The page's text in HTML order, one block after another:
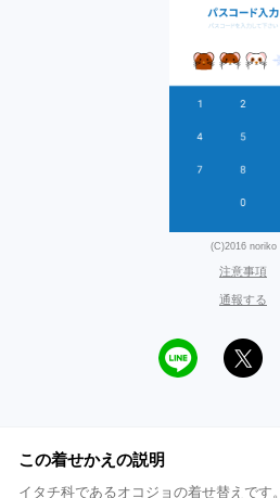
(C)2016 noriko
注意事項
通報する
この着せかえの説明
イタチ科であるオコジョの着せ替えです。